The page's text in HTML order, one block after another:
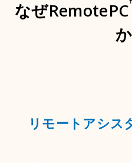
なぜRemotePC
リモートアシス